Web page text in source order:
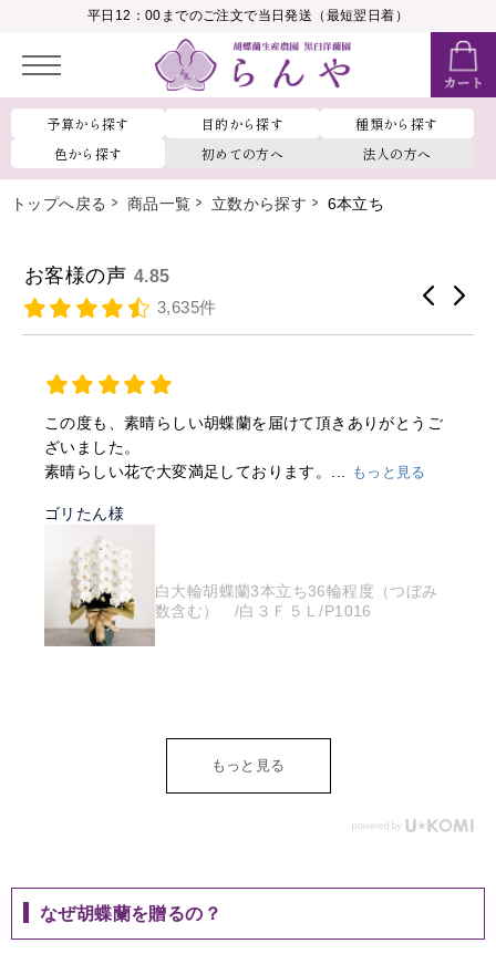
平日12：00までのご注文で当日発送（最短翌日着）
予算から探す 目的から探す
種類から探す
色から探す
初めての方へ 法人の方へ
会員ランク：__MEMBER_RANK_NAME__
トップへ戻る 商品一覧 立数から探す 6本立ち
お客様の声 4.85
3,635件
この度も、素晴らしい胡蝶蘭を届けて頂きありがとうご
ざいました。
素晴らしい花で大変満足しております。...
もっと見る
ゴリたん様
白大輪胡蝶蘭3本立ち36輪程度（つぼみ
数含む） /白３Ｆ５Ｌ/P1016
もっと見る
なぜ胡蝶蘭を贈るの？